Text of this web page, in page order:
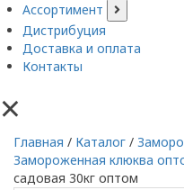
Ассортимент
Дистрибуция
Доставка и оплата
Контакты
×
Главная / Каталог /
Замороженная клюква
садовая 30кг оптом